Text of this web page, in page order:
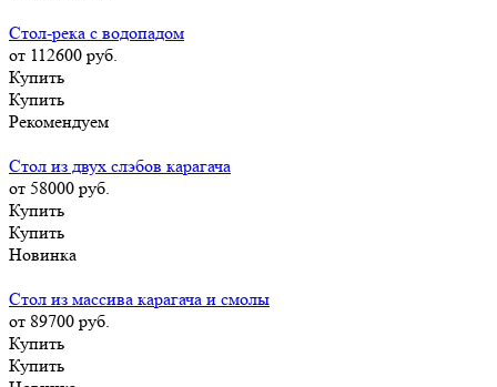
Стол-река с водопадом
от 112600 руб.
Купить
Купить
Рекомендуем
Стол из двух слэбов карагача
от 58000 руб.
Купить
Купить
Новинка
Стол из массива карагача и смолы
от 89700 руб.
Купить
Купить